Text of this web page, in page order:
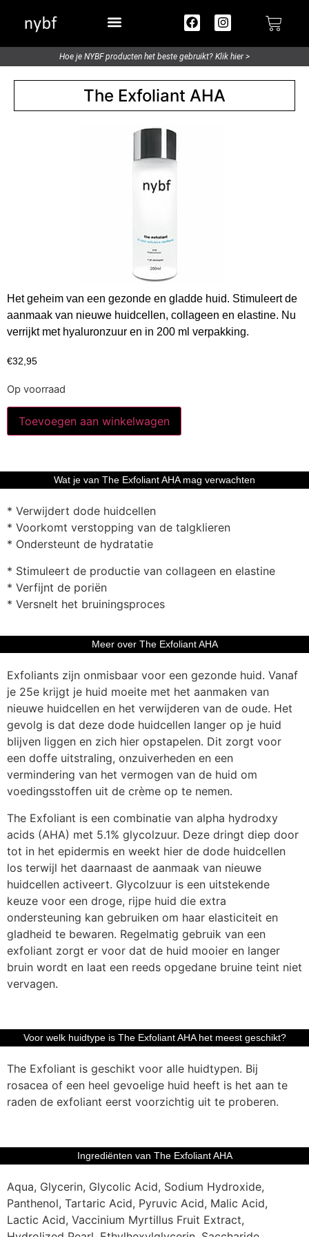
Hoe je NYBF producten het beste gebruikt? Klik hier >
The Exfoliant AHA
Het geheim van een gezonde en gladde huid. Stimuleert de
aanmaak van nieuwe huidcellen, collageen en elastine. Nu
verrijkt met hyaluronzuur en in 200 ml verpakking.
€32,95
Op voorraad
Toevoegen aan winkelwagen
Wat je van The Exfoliant AHA mag verwachten
* Verwijdert dode huidcellen
* Voorkomt verstopping van de talgklieren
* Ondersteunt de hydratatie
* Stimuleert de productie van collageen en elastine
* Verfijnt de poriën
* Versnelt het bruiningsproces
Meer over The Exfoliant AHA
Exfoliants zijn onmisbaar voor een gezonde huid. Vanaf
je 25e krijgt je huid moeite met het aanmaken van
nieuwe huidcellen en het verwijderen van de oude. Het
gevolg is dat deze dode huidcellen langer op je huid
blijven liggen en zich hier opstapelen. Dit zorgt voor
een doffe uitstraling, onzuiverheden en een
vermindering van het vermogen van de huid om
voedingsstoffen uit de crème op te nemen.
The Exfoliant is een combinatie van alpha hydrodxy
acids (AHA) met 5.1% glycolzuur. Deze dringt diep door
tot in het epidermis en weekt hier de dode huidcellen
los terwijl het daarnaast de aanmaak van nieuwe
huidcellen activeert. Glycolzuur is een uitstekende
keuze voor een droge, rijpe huid die extra
ondersteuning kan gebruiken om haar elasticiteit en
gladheid te bewaren. Regelmatig gebruik van een
exfoliant zorgt er voor dat de huid mooier en langer
bruin wordt en laat een reeds opgedane bruine teint niet
vervagen.
Voor welk huidtype is The Exfoliant AHA het meest geschikt?
The Exfoliant is geschikt voor alle huidtypen. Bij
rosacea of een heel gevoelige huid heeft is het aan te
raden de exfoliant eerst voorzichtig uit te proberen.
Ingrediënten van The Exfoliant AHA
Aqua, Glycerin, Glycolic Acid, Sodium Hydroxide,
Panthenol, Tartaric Acid, Pyruvic Acid, Malic Acid,
Lactic Acid, Vaccinium Myrtillus Fruit Extract,